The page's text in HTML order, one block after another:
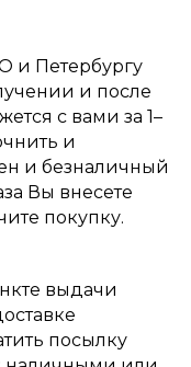
и Петербургу
и после
с вами за 1–
и
и безналичный
Вы внесете
покупку.
выдачи
посылку